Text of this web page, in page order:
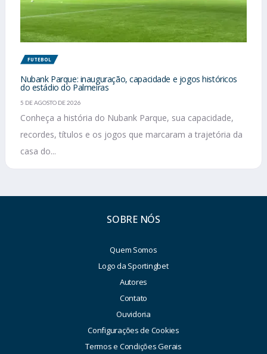
FUTEBOL
Nubank Parque: inauguração, capacidade e jogos históricos
do estádio do Palmeiras
5 DE AGOSTO DE 2026
Conheça a história do Nubank Parque, sua capacidade,
recordes, títulos e os jogos que marcaram a trajetória da
casa do...
SOBRE NÓS
Quem Somos
Logo da Sportingbet
Autores
Contato
Ouvidoria
Configurações de Cookies
Termos e Condições Gerais